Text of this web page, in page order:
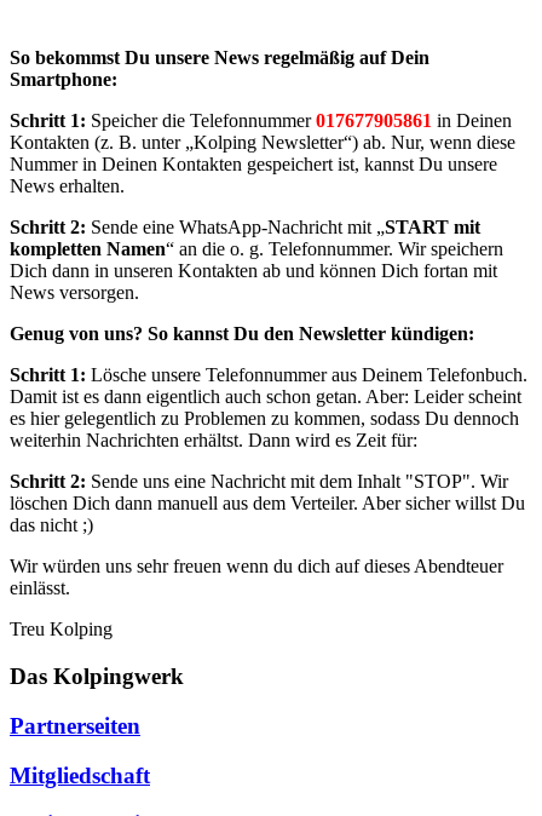
So bekommst Du unsere News regelmäßig auf Dein
Smartphone:
Schritt 1: Speicher die Telefonnummer017677905861 in Deinen
Kontakten (z. B. unter „Kolping Newsletter“) ab. Nur, wenn diese
Nummer in Deinen Kontakten gespeichert ist, kannst Du unsere
News erhalten.
Schritt 2: Sende eine WhatsApp-Nachricht mit „START mit
kompletten Namen“ an die o. g. Telefonnummer. Wir speichern
Dich dann in unseren Kontakten ab und können Dich fortan mit
News versorgen.
Genug von uns? So kannst Du den Newsletter kündigen:
Schritt 1: Lösche unsere Telefonnummer aus Deinem Telefonbuch.
Damit ist es dann eigentlich auch schon getan. Aber: Leider scheint
es hier gelegentlich zu Problemen zu kommen, sodass Du dennoch
weiterhin Nachrichten erhältst. Dann wird es Zeit für:
Schritt 2: Sende uns eine Nachricht mit dem Inhalt "STOP". Wir
löschen Dich dann manuell aus dem Verteiler. Aber sicher willst Du
das nicht ;)
Wir würden uns sehr freuen wenn du dich auf dieses Abendteuer
einlässt.
Treu Kolping
Das Kolpingwerk
Partnerseiten
Mitgliedschaft